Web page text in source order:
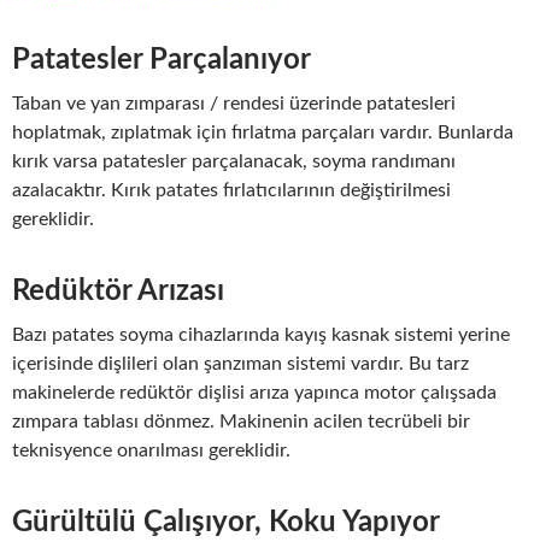
Patatesler Parçalanıyor
Taban ve yan zımparası / rendesi üzerinde patatesleri
hoplatmak, zıplatmak için fırlatma parçaları vardır. Bunlarda
kırık varsa patatesler parçalanacak, soyma randımanı
azalacaktır. Kırık patates fırlatıcılarının değiştirilmesi
gereklidir.
Redüktör Arızası
Bazı patates soyma cihazlarında kayış kasnak sistemi yerine
içerisinde dişlileri olan şanzıman sistemi vardır. Bu tarz
makinelerde redüktör dişlisi arıza yapınca motor çalışsada
zımpara tablası dönmez. Makinenin acilen tecrübeli bir
teknisyence onarılması gereklidir.
Gürültülü Çalışıyor, Koku Yapıyor